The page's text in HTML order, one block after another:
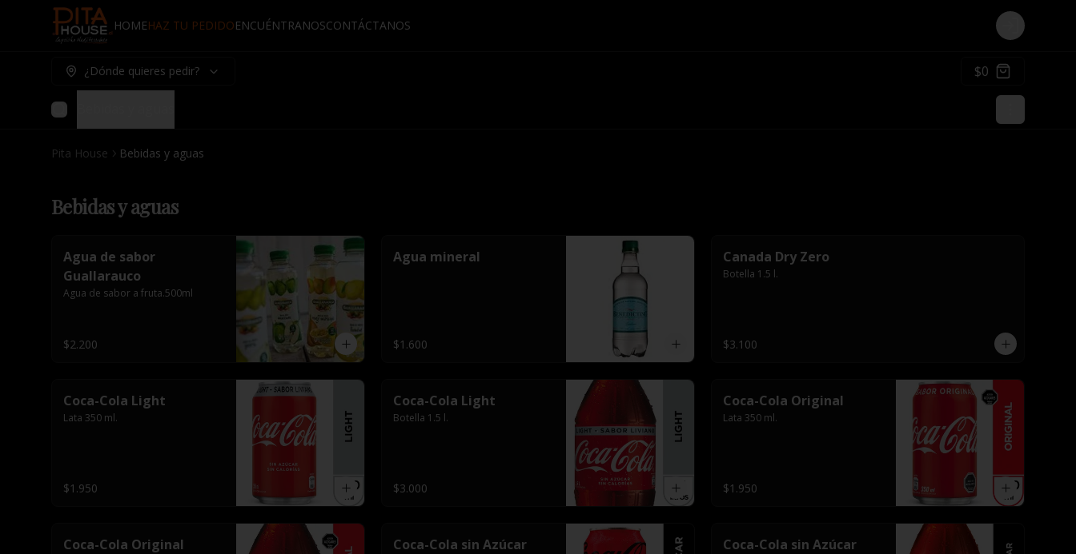
HOMEHAZ TU PEDIDOENCUÉNTRANOSCONTÁCTANOS Login
¿Dónde quieres pedir? $0
Pita House Bebidas y aguas
Bebidas y aguas
Agua de sabor
Guallarauco
Agua de sabor a fruta.500ml
$2.200
Agua mineral
$1.600
Canada Dry Zero
Botella 1.5 l.
$3.100
Coca-Cola Light
Lata 350 ml.
$1.950
Coca-Cola Light
Botella 1.5 l.
$3.000
Coca-Cola Original
Lata 350 ml.
$1.950
Coca-Cola Original Coca-Cola sin Azúcar Coca-Cola sin Azúcar